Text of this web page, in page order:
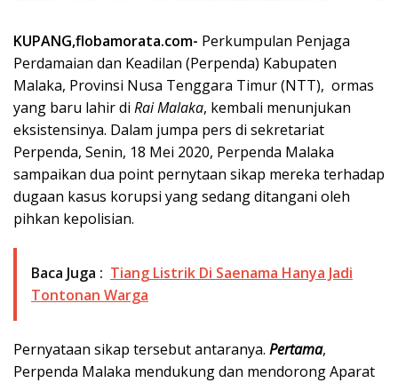
KUPANG,flobamorata.com- Perkumpulan Penjaga
Perdamaian dan Keadilan (Perpenda) Kabupaten
Malaka, Provinsi Nusa Tenggara Timur (NTT), ormas
yang baru lahir di Rai Malaka, kembali menunjukan
eksistensinya. Dalam jumpa pers di sekretariat
Perpenda, Senin, 18 Mei 2020, Perpenda Malaka
sampaikan dua point pernytaan sikap mereka terhadap
dugaan kasus korupsi yang sedang ditangani oleh
pihkan kepolisian.
Baca Juga : Tiang Listrik Di Saenama Hanya Jadi
Tontonan Warga
Pernyataan sikap tersebut antaranya. Pertama,
Perpenda Malaka mendukung dan mendorong Aparat